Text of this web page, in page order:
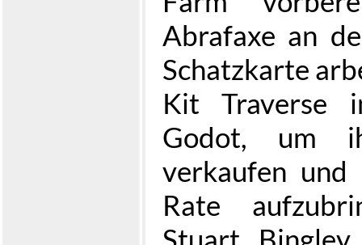
Abrafaxe an
Schatzkarte
Kit Traverse
Godot, um
verkaufen
Rate